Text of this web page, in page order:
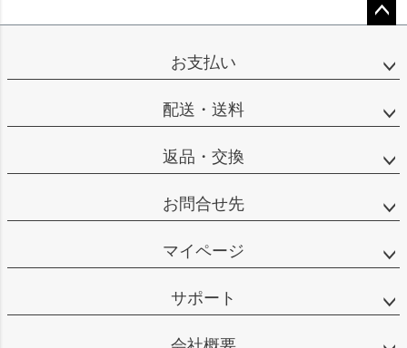
ップ
お支払い
配送・送料
返品・交換
お問合せ先
マイページ
サポート